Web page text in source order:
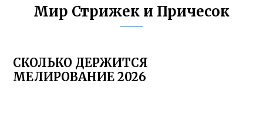
Мир Стрижек и Причесок
СКОЛЬКО ДЕРЖИТСЯ
МЕЛИРОВАНИЕ 2026